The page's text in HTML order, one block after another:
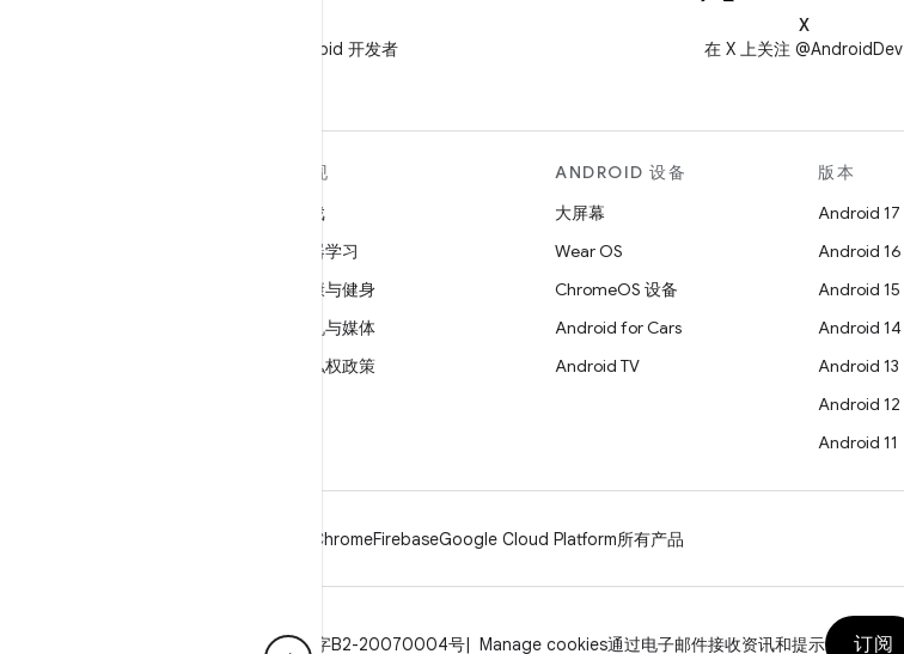
在微信中关注 Android 开发者
X
在 X 上关注 @AndroidDev
发现
游戏
机器学习
健康与健身
相机与媒体
隐私权政策
ANDROID 设备
大屏幕
Wear OS
ChromeOS 设备
Android for Cars
Android TV
版本
Android 17
Android 16
Android 15
Android 14
Android 13
Android 12
Android 11
ChromeFirebaseGoogle Cloud Platform所有产品
ICP证合字B2-20070004号 Manage cookies通过电子邮件接收资讯和提示 订阅